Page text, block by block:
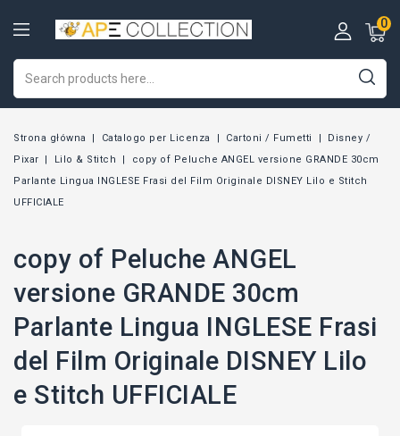
0
Strona główna Catalogo per Licenza Cartoni / Fumetti
Disney /
Pixar
Lilo & Stitch
copy of Peluche ANGEL versione GRANDE 30cm
Parlante Lingua INGLESE Frasi del Film Originale DISNEY Lilo e Stitch
UFFICIALE
copy of Peluche ANGEL
versione GRANDE 30cm
Parlante Lingua INGLESE Frasi
del Film Originale DISNEY Lilo
e Stitch UFFICIALE